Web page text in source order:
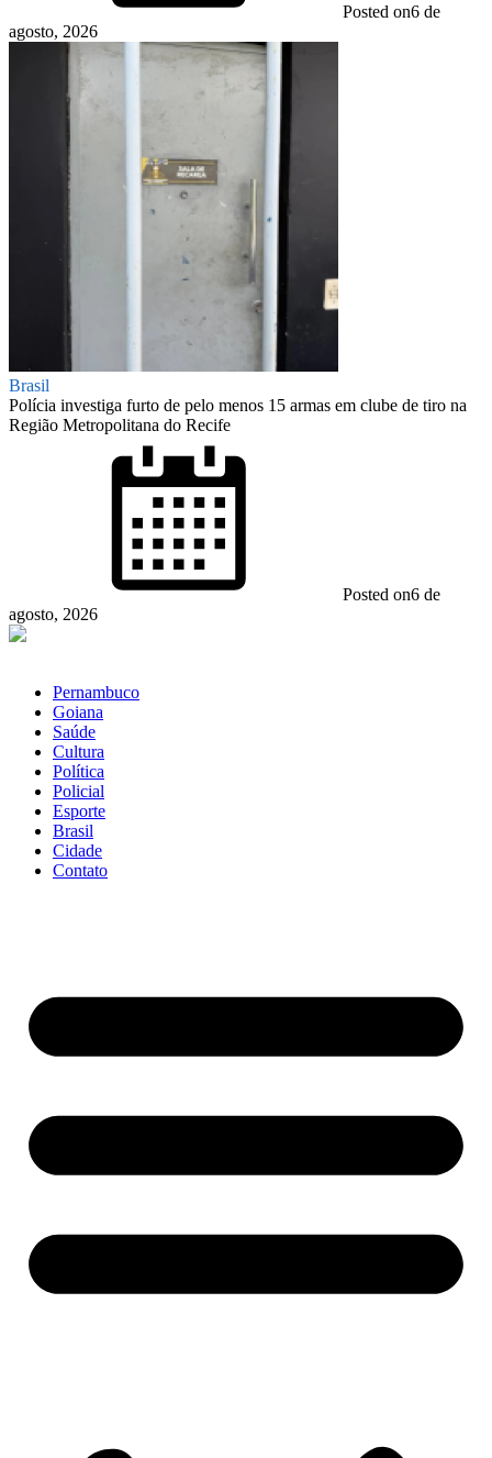
Posted on6 de
agosto, 2026
Brasil
Polícia investiga furto de pelo menos 15 armas em clube de tiro na
Região Metropolitana do Recife
Posted on6 de
agosto, 2026
Pernambuco
Goiana
Saúde
Cultura
Política
Policial
Esporte
Brasil
Cidade
Contato